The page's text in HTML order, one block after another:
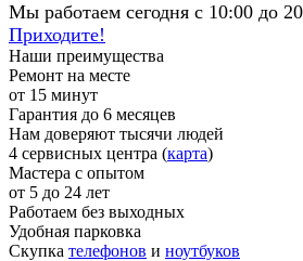
Мы работаем сегодня с 10:00 до
Приходите!
Наши преимущества
Ремонт на месте
от 15 минут
Гарантия до 6 месяцев
Нам доверяют тысячи людей
4 сервисных центра (карта)
Мастера с опытом
от 5 до 24 лет
Работаем без выходных
Удобная парковка
Скупка телефонов и ноутбуков